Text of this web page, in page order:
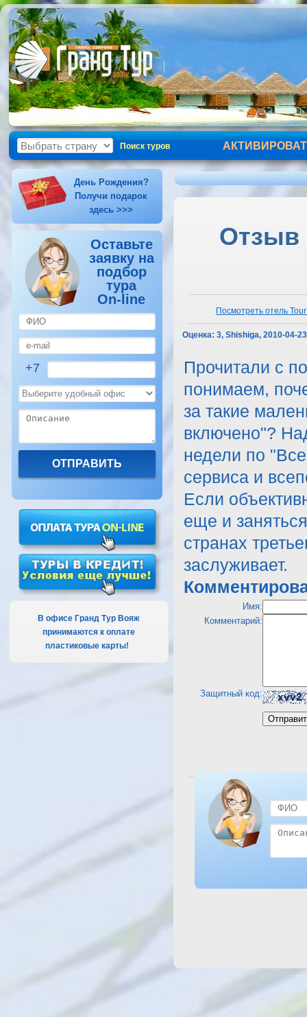
Поиск туров
День Рождения?
Получи подарок
здесь >>>
Оставьте
заявку на
подбор
тура
On-line
+7
В офисе Гранд Тур Вояж
принимаются к оплате
пластиковые карты!
Отзыв
Посмотреть отель
Оценка: 3, Shishiga, 2010-04-23
Прочитали с
понимаем,
за такие
включено"?
недели по
сервиса и
Если
еще и
странах
заслуживает.
Имя:
Комментарий:
Защитный код:
Посмотреть отель